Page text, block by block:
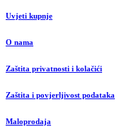
Uvjeti kupnje
O nama
Zaštita privatnosti i kolačići
Zaštita i povjerljivost podataka
Maloprodaja